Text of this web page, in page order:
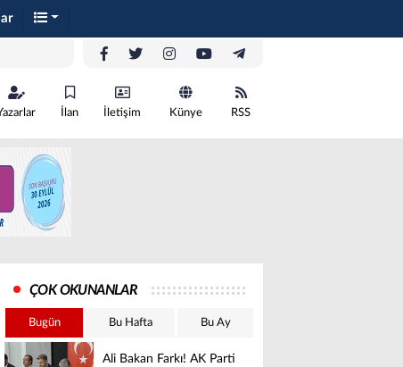
İlan İletişim Künye RSS
ÇOK OKUNANLAR
Bugün Bu Hafta Bu Ay
Ali Bakan Farkı! AK Parti